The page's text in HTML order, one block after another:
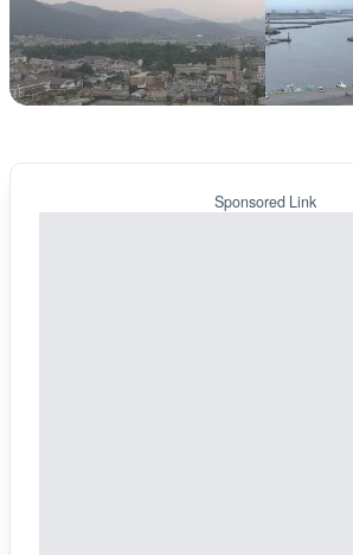
Sponsored Link